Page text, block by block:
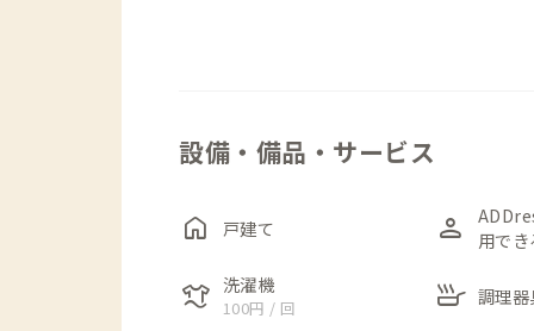
を干すことができます。
個室は1階に1つ、2階に2つ。いずれも
もゆったり使えます。機能的なデスク
ーブなど、家守の気遣いが感じられる
癒されてください。
設備・備品・サービス
home 戸建て person
用で
laundry 洗濯機
100円 / 回 skillet 調理器